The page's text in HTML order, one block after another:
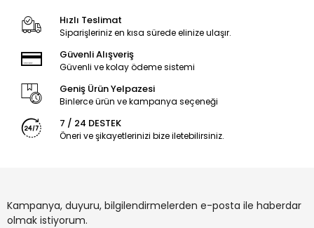
Hızlı Teslimat
Siparişleriniz en kısa sürede elinize ulaşır.
Güvenli Alışveriş
Güvenli ve kolay ödeme sistemi
Geniş Ürün Yelpazesi
Binlerce ürün ve kampanya seçeneği
7 / 24 DESTEK
Öneri ve şikayetlerinizi bize iletebilirsiniz.
Kampanya, duyuru, bilgilendirmelerden e-posta ile haberdar
olmak istiyorum.